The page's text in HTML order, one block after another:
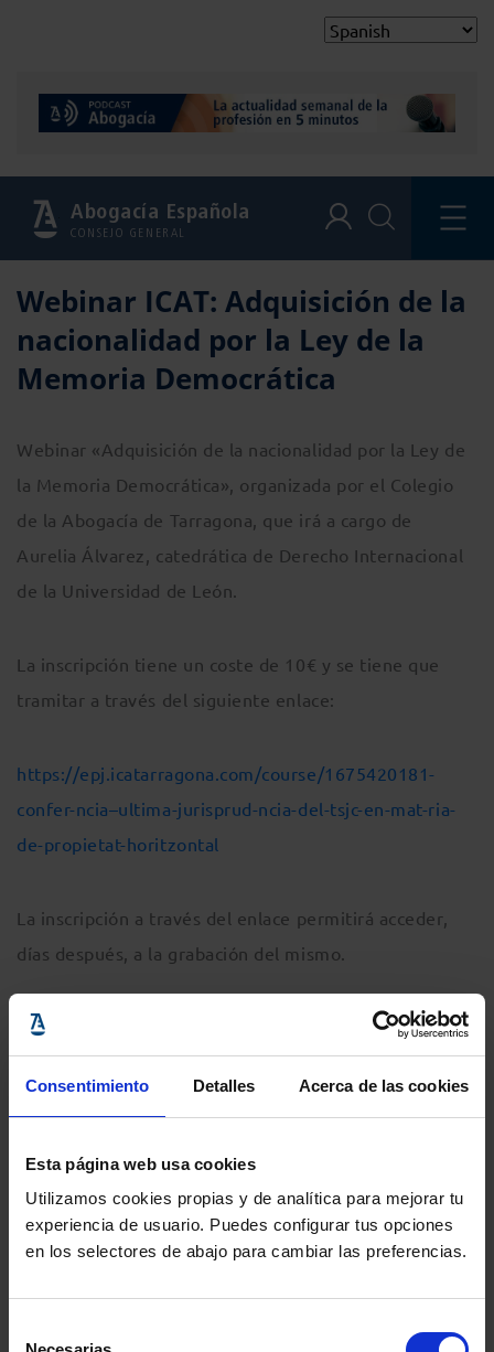
Consentimiento Detalles Acerca de las cookies
Esta página web usa cookies
Utilizamos cookies propias y de analítica para mejorar tu
experiencia de usuario. Puedes configurar tus opciones
en los selectores de abajo para cambiar las preferencias.
Abogacía Española
CONSEJO GENERAL
Webinar ICAT: Adquisición de la
nacionalidad por la Ley de la
Memoria Democrática
Webinar «Adquisición de la nacionalidad por la Ley de
la Memoria Democrática», organizada por el Colegio
de la Abogacía de Tarragona, que irá a cargo de
Aurelia Álvarez, catedrática de Derecho Internacional
de la Universidad de León.
La inscripción tiene un coste de 10€ y se tiene que
tramitar a través del siguiente enlace:
https://epj.icatarragona.com/course/1675420181-
confer-ncia–ultima-jurisprud-ncia-del-tsjc-en-mat-ria-
de-propietat-horitzontal
La inscripción a través del enlace permitirá acceder,
días después, a la grabación del mismo.
Para cualquier duda o incidencia, las personas
interesadas pueden dirigirse a nosotr@s a través del
correo electrónico
formacio@icatarragona.com
Información del evento
Localidad:Colegio de la Abogacía de Tarragona